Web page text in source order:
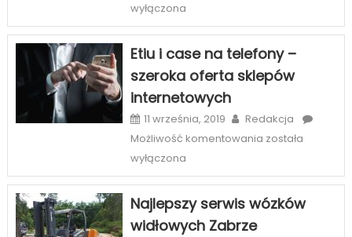
–
sposób
na
wyłączona
Etiu i case na telefony –
szeroka oferta sklepów
internetowych
11 września, 2019
Redakcja
Możliwość komentowania Etiu
case
telefony
została
wyłączona
Najlepszy serwis wózków
widłowych Zabrze